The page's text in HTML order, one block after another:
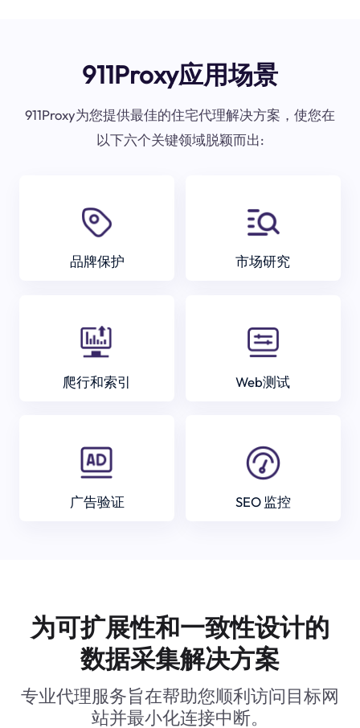
911Proxy应用场景
911Proxy为您提供最佳的住宅代理解决方案，使您在
以下六个关键领域脱颖而出:
品牌保护 市场研究
爬行和索引 Web测试
广告验证 SEO 监控
为可扩展性和一致性设计的
数据采集解决方案
专业代理服务旨在帮助您顺利访问目标网
站并最小化连接中断。